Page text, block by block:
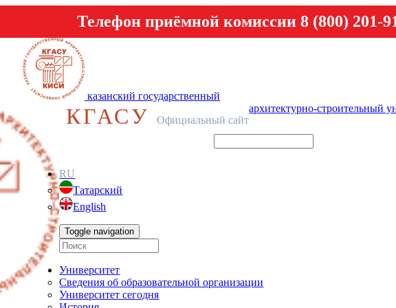
Телефон приёмной комиссии 8 (800) 201-
казанский государственный
архитектурно-строительный
КГАСУ Официальный сайт
RU
Татарский
English
Toggle navigation
Университет
Сведения об образовательной организации
Университет сегодня